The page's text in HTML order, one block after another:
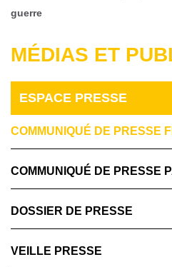
guerre
MÉDIAS ET
ESPACE PRESSE
COMMUNIQUÉ DE PRESSE
COMMUNIQUÉ DE PRESSE
DOSSIER DE PRESSE
VEILLE PRESSE